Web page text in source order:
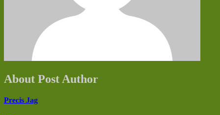
About Post Author
Precis Jag